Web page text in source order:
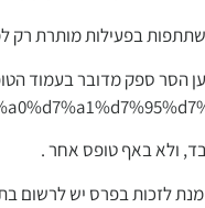
בפעילות מותרת רק
ולא באף טופס אחר .
לזכות בפרס יש לרשום